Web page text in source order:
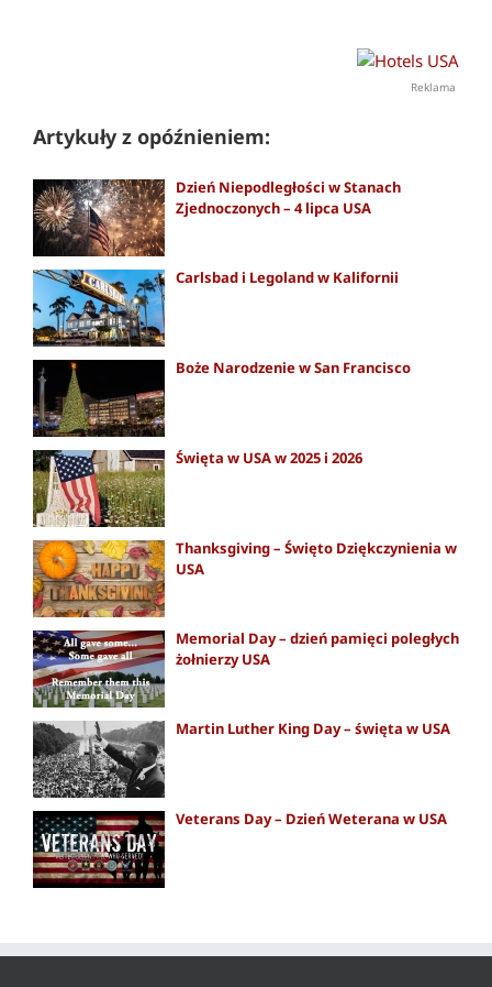
Reklama
Artykuły z opóźnieniem:
Dzień Niepodległości w Stanach
Zjednoczonych – 4 lipca USA
Carlsbad i Legoland w Kalifornii
Boże Narodzenie w San Francisco
Święta w USA w 2025 i 2026
Thanksgiving – Święto Dziękczynienia w
USA
Memorial Day – dzień pamięci poległych
żołnierzy USA
Martin Luther King Day – święta w USA
Veterans Day – Dzień Weterana w USA